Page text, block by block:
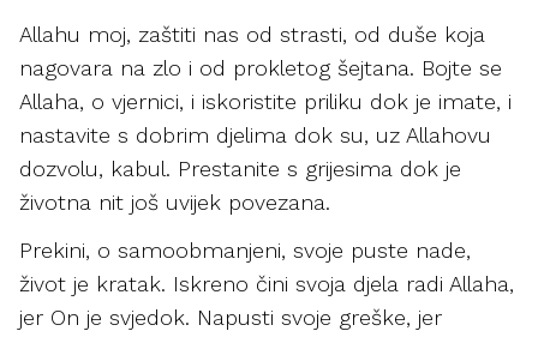
Allahu moj, zaštiti nas od strasti, od duše koja
nagovara na zlo i od prokletog šejtana. Bojte se
Allaha, o vjernici, i iskoristite priliku dok je imate, i
nastavite s dobrim djelima dok su, uz Allahovu
dozvolu, kabul. Prestanite s grijesima dok je
životna nit još uvijek povezana.
Prekini, o samoobmanjeni, svoje puste nade,
život je kratak. Iskreno čini svoja djela radi Allaha,
jer On je svjedok. Napusti svoje greške, jer